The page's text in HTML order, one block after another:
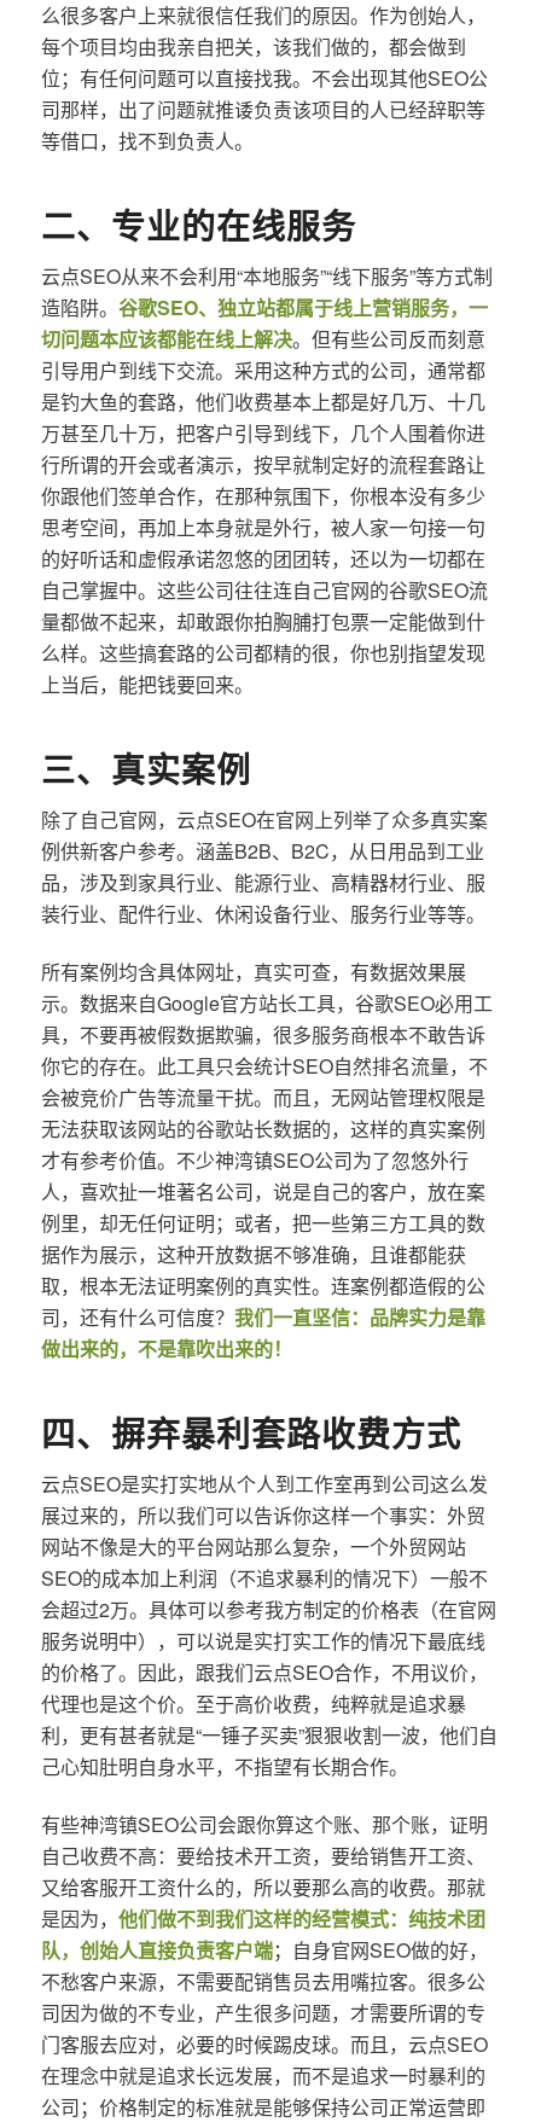
么很多客户上来就很信任我们的原因。作为创始人，
每个项目均由我亲自把关，该我们做的，都会做到
位；有任何问题可以直接找我。不会出现其他SEO公
司那样，出了问题就推诿负责该项目的人已经辞职等
等借口，找不到负责人。
二、专业的在线服务
云点SEO从来不会利用“本地服务”“线下服务”等方式制
造陷阱。 谷歌SEO、独立站都属于线上营销服务，一
切问题本应该都能在线上解决。但有些公司反而刻意
引导用户到线下交流。采用这种方式的公司，通常都
是钓大鱼的套路，他们收费基本上都是好几万、十几
万甚至几十万，把客户引导到线下，几个人围着你进
行所谓的开会或者演示，按早就制定好的流程套路让
你跟他们签单合作，在那种氛围下，你根本没有多少
思考空间，再加上本身就是外行，被人家一句接一句
的好听话和虚假承诺忽悠的团团转，还以为一切都在
自己掌握中。这些公司往往连自己官网的谷歌SEO流
量都做不起来，却敢跟你拍胸脯打包票一定能做到什
么样。这些搞套路的公司都精的很，你也别指望发现
上当后，能把钱要回来。
三、真实案例
除了自己官网，云点SEO在官网上列举了众多真实案
例供新客户参考。涵盖B2B、B2C，从日用品到工业
品，涉及到家具行业、能源行业、高精器材行业、服
装行业、配件行业、休闲设备行业、服务行业等等。
所有案例均含具体网址，真实可查，有数据效果展
示。数据来自Google官方站长工具，谷歌SEO必用工
具，不要再被假数据欺骗，很多服务商根本不敢告诉
你它的存在。此工具只会统计SEO自然排名流量，不
会被竞价广告等流量干扰。而且，无网站管理权限是
无法获取该网站的谷歌站长数据的，这样的真实案例
才有参考价值。不少神湾镇SEO公司为了忽悠外行
人，喜欢扯一堆著名公司，说是自己的客户，放在案
例里，却无任何证明；或者，把一些第三方工具的数
据作为展示，这种开放数据不够准确，且谁都能获
取，根本无法证明案例的真实性。连案例都造假的公
司，还有什么可信度？ 我们一直坚信：品牌实力是靠
做出来的，不是靠吹出来的！
四、摒弃暴利套路收费方式
云点SEO是实打实地从个人到工作室再到公司这么发
展过来的，所以我们可以告诉你这样一个事实：外贸
网站不像是大的平台网站那么复杂，一个外贸网站
SEO的成本加上利润（不追求暴利的情况下）一般不
会超过2万。具体可以参考我方制定的价格表（在官网
服务说明中），可以说是实打实工作的情况下最底线
的价格了。因此，跟我们云点SEO合作，不用议价，
代理也是这个价。至于高价收费，纯粹就是追求暴
利，更有甚者就是“一锤子买卖”狠狠收割一波，他们自
己心知肚明自身水平，不指望有长期合作。
有些神湾镇SEO公司会跟你算这个账、那个账，证明
自己收费不高：要给技术开工资，要给销售开工资、
又给客服开工资什么的，所以要那么高的收费。那就
是因为， 他们做不到我们这样的经营模式：纯技术团
队，创始人直接负责客户端；自身官网SEO做的好，
不愁客户来源，不需要配销售员去用嘴拉客。很多公
司因为做的不专业，产生很多问题，才需要所谓的专
门客服去应对，必要的时候踢皮球。而且，云点SEO
在理念中就是追求长远发展，而不是追求一时暴利的
公司；价格制定的标准就是能够保持公司正常运营即